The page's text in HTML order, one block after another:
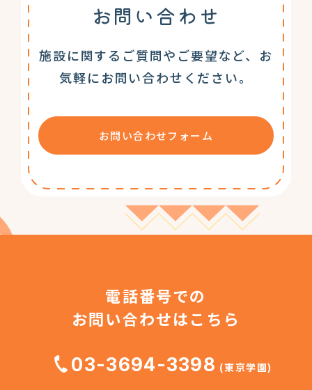
お問い合わせ
施設に関するご質問やご要望など、お
気軽にお問い合わせください。
お問い合わせフォーム
電話番号での
お問い合わせはこちら
03-3694-3398 (東京学園)